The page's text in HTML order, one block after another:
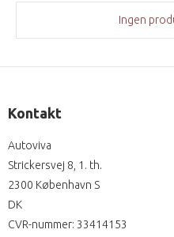
Ingen
Kontakt
Autoviva
Strickersvej 8, 1. th.
2300 København S
DK
CVR-nummer: 33414153